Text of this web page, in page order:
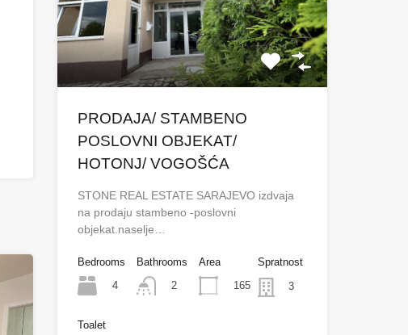
PRODAJA/ STAMBENO
POSLOVNI OBJEKAT/
HOTONJ/ VOGOŠĆA
STONE REAL ESTATE SARAJEVO izdvaja
na prodaju stambeno -poslovni
objekat.naselje…
Bedrooms
4
Bathrooms
2
Area
165
Spratnost
3
Toalet